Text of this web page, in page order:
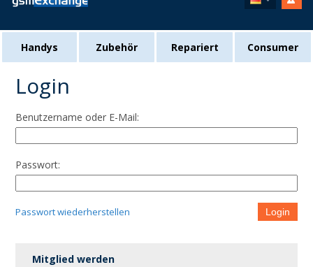
Handys Zubehör Repariert Consumer
Login
Benutzername oder E-Mail:
Passwort:
Passwort wiederherstellen Login
Mitglied werden